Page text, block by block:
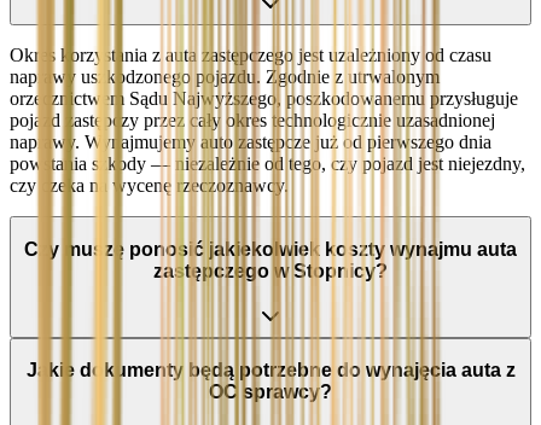
Okres korzystania z auta zastępczego jest uzależniony od czasu
naprawy uszkodzonego pojazdu. Zgodnie z utrwalonym
orzecznictwem Sądu Najwyższego, poszkodowanemu przysługuje
pojazd zastępczy przez cały okres technologicznie uzasadnionej
naprawy. Wynajmujemy auto zastępcze już od pierwszego dnia
powstania szkody — niezależnie od tego, czy pojazd jest niejezdny,
czy czeka na wycenę rzeczoznawcy.
Czy muszę ponosić jakiekolwiek koszty wynajmu auta
zastępczego w Stopnicy?
Jakie dokumenty będą potrzebne do wynajęcia auta z
OC sprawcy?